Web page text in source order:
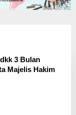
3 Bulan
Majelis Hakim